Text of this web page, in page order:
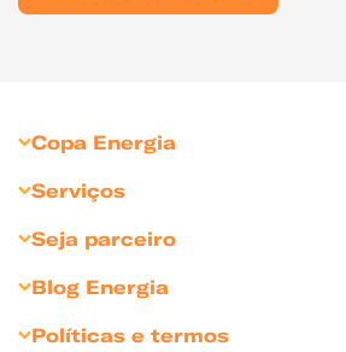
Copa Energia
Liquigás
Compliance
Serviços
Gás para Comércios
Gás para Indústrias
Seja parceiro
Divulgue sua marca
Blog Energia
Políticas e termos